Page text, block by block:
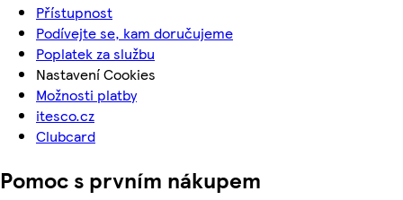
Přístupnost
Podívejte se, kam doručujeme
Poplatek za službu
Nastavení Cookies
Možnosti platby
itesco.cz
Clubcard
Pomoc s prvním nákupem